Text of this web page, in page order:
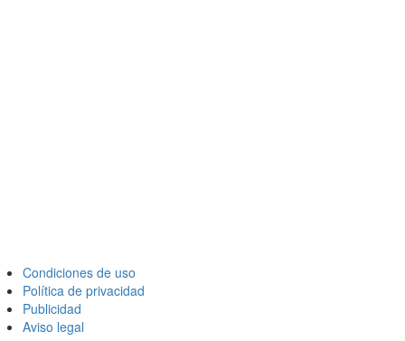
Condiciones de uso
Política de privacidad
Publicidad
Aviso legal